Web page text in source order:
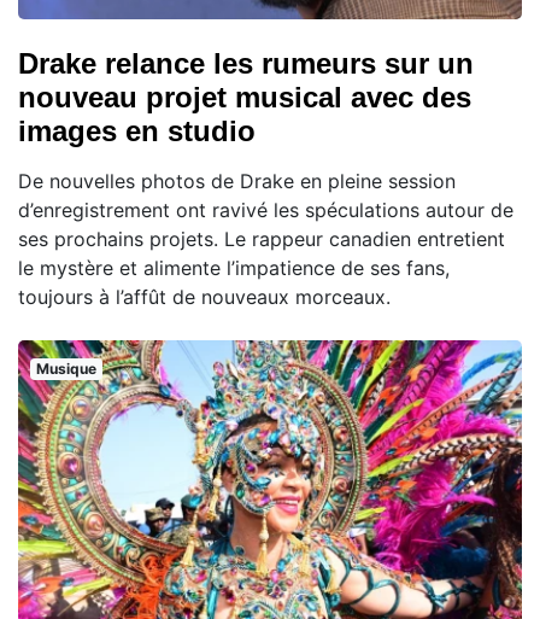
Drake relance les rumeurs sur un
nouveau projet musical avec des
images en studio
De nouvelles photos de Drake en pleine session
d’enregistrement ont ravivé les spéculations autour de
ses prochains projets. Le rappeur canadien entretient
le mystère et alimente l’impatience de ses fans,
toujours à l’affût de nouveaux morceaux.
Musique